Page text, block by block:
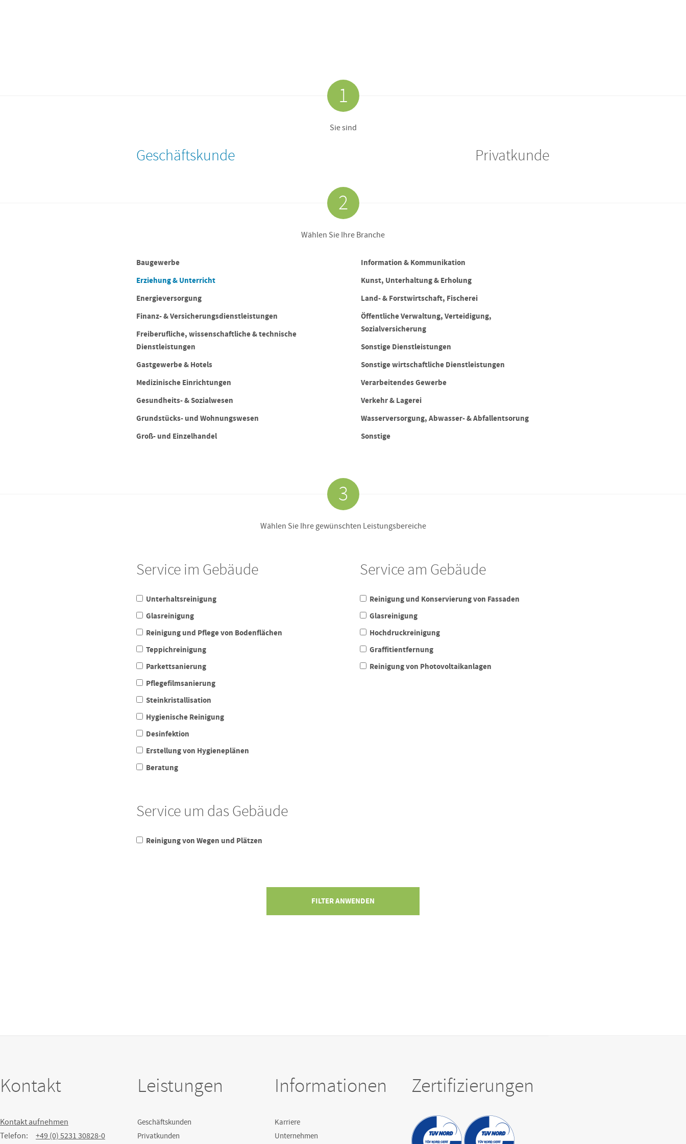
1
Sie sind
Geschäftskunde Privatkunde
2
Wählen Sie Ihre Branche
Baugewerbe
Erziehung & Unterricht
Energieversorgung
Finanz- & Versicherungsdienstleistungen
Freiberufliche, wissenschaftliche & technische
Dienstleistungen
Gastgewerbe & Hotels
Medizinische Einrichtungen
Gesundheits- & Sozialwesen
Grundstücks- und Wohnungswesen
Groß- und Einzelhandel
Information & Kommunikation
Kunst, Unterhaltung & Erholung
Land- & Forstwirtschaft, Fischerei
Öffentliche Verwaltung, Verteidigung,
Sozialversicherung
Sonstige Dienstleistungen
Sonstige wirtschaftliche Dienstleistungen
Verarbeitendes Gewerbe
Verkehr & Lagerei
Wasserversorgung, Abwasser- & Abfallentsorung
Sonstige
3
Wählen Sie Ihre gewünschten Leistungsbereiche
Service im Gebäude
Unterhaltsreinigung
Glasreinigung
Reinigung und Pflege von Bodenflächen
Teppichreinigung
Parkettsanierung
Pflegefilmsanierung
Steinkristallisation
Hygienische Reinigung
Desinfektion
Erstellung von Hygieneplänen
Beratung
Service am Gebäude
Reinigung und Konservierung von Fassaden
Glasreinigung
Hochdruckreinigung
Graffitientfernung
Reinigung von Photovoltaikanlagen
Service um das Gebäude
Reinigung von Wegen und Plätzen
Kontakt
Kontakt aufnehmen
Telefon:
+49 (0) 5231 30828-0
Leistungen
Geschäftskunden
Privatkunden
Informationen
Karriere
Unternehmen
Zertifizierungen